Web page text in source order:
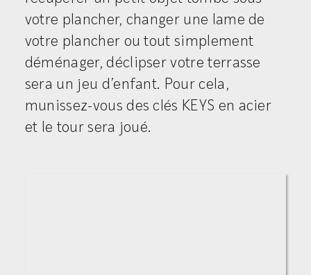
votre plancher, changer une lame de
votre plancher ou tout simplement
déménager, déclipser votre terrasse
sera un jeu d’enfant. Pour cela,
munissez-vous des clés KEYS en acier
et le tour sera joué.